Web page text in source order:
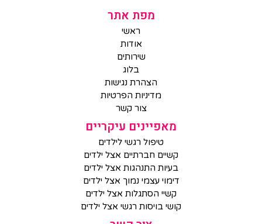
מפת אתר
ראשי
אודות
שירותים
בלוג
הצהרת נגישות
מדיניות הפרטיות
צור קשר
מאפיינים עיקריים
טיפול רגשי לילדים
קשיים חברתיים אצל ילדים
בעיות התנהגות אצל ילדים
דימוי עצמי נמוך אצל ילדים
קשיי הסתגלות אצל ילדים
קושי בויסות רגשי אצל ילדים